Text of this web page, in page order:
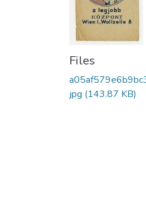
Files
jpg (143.87 KB)